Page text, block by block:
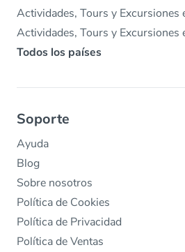
Actividades, Tours y Excursiones
Actividades, Tours y Excursiones
Todos los países
Soporte
Ayuda
Blog
Sobre nosotros
Política de Cookies
Política de Privacidad
Política de Ventas